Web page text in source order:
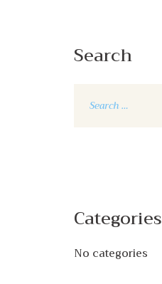
Search
Categories
No categories